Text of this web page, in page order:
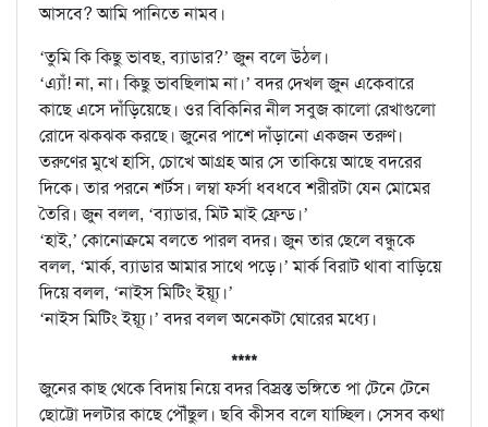
আসবে? আমি পানিতে নামব।
‘তুমি কি কিছু ভাবছ, ব্যাডার?’ জুন বলে উঠল।
‘এ্যাঁ! না, না। কিছু ভাবছিলাম না।’ বদর দেখল জুন একেবারে
কাছে এসে দাঁড়িয়েছে। ওর বিকিনির নীল সবুজ কালো রেখাগুলো
রোদে ঝকঝক করছে। জুনের পাশে দাঁড়ানো একজন তরুণ।
তরুণের মুখে হাসি, চোখে আগ্রহ আর সে তাকিয়ে আছে বদরের
দিকে। তার পরনে শর্টস। লম্বা ফর্সা ধবধবে শরীরটা যেন মোমের
তৈরি। জুন বলল, ‘ব্যাডার, মিট মাই ফ্রেন্ড।’
‘হাই,’ কোনোক্রমে বলতে পারল বদর। জুন তার ছেলে বন্ধুকে
বলল, ‘মার্ক, ব্যাডার আমার সাথে পড়ে।’ মার্ক বিরাট থাবা বাড়িয়ে
দিয়ে বলল, ‘নাইস মিটিং ইয়্যূ।’
‘নাইস মিটিং ইয়্যূ।’ বদর বলল অনেকটা ঘোরের মধ্যে।
****
জুনের কাছ থেকে বিদায় নিয়ে বদর বিস্রস্ত ভঙ্গিতে পা টেনে টেনে
ছোট্টো দলটার কাছে পৌঁছুল। ছবি কীসব বলে যাচ্ছিল। সেসব কথা